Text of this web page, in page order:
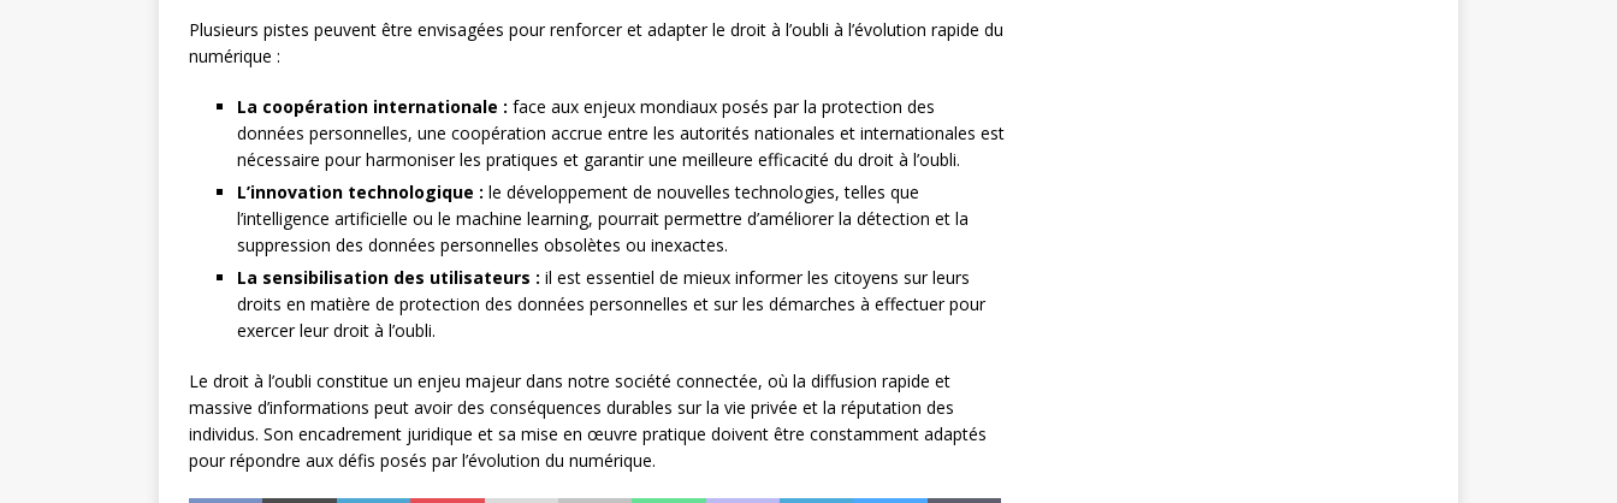
Plusieurs pistes peuvent être envisagées pour renforcer et adapter le droit à l’oubli à l’évolution rapide du
numérique :
La coopération internationale : face aux enjeux mondiaux posés par la protection des
données personnelles, une coopération accrue entre les autorités nationales et internationales est
nécessaire pour harmoniser les pratiques et garantir une meilleure efficacité du droit à l’oubli.
L’innovation technologique : le développement de nouvelles technologies, telles que
l’intelligence artificielle ou le machine learning, pourrait permettre d’améliorer la détection et la
suppression des données personnelles obsolètes ou inexactes.
La sensibilisation des utilisateurs : il est essentiel de mieux informer les citoyens sur leurs
droits en matière de protection des données personnelles et sur les démarches à effectuer pour
exercer leur droit à l’oubli.
Le droit à l’oubli constitue un enjeu majeur dans notre société connectée, où la diffusion rapide et
massive d’informations peut avoir des conséquences durables sur la vie privée et la réputation des
individus. Son encadrement juridique et sa mise en œuvre pratique doivent être constamment adaptés
pour répondre aux défis posés par l’évolution du numérique.